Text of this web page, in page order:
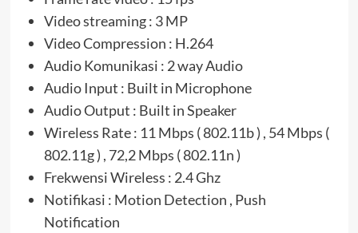
Video streaming : 3 MP
Video Compression : H.264
Audio Komunikasi : 2 way Audio
Audio Input : Built in Microphone
Audio Output : Built in Speaker
Wireless Rate : 11 Mbps ( 802.11b ) , 54 Mbps (
802.11g ) , 72,2 Mbps ( 802.11n )
Frekwensi Wireless : 2.4 Ghz
Notifikasi : Motion Detection , Push
Notification